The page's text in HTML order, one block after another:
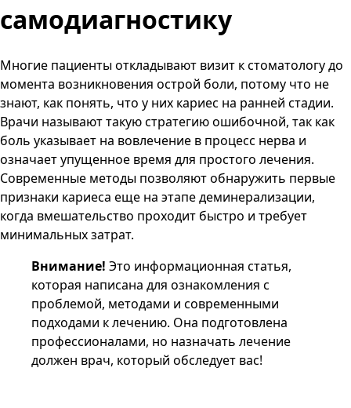
самодиагностику
Многие пациенты откладывают визит к стоматологу до
момента возникновения острой боли, потому что не
знают, как понять, что у них кариес на ранней стадии.
Врачи называют такую стратегию ошибочной, так как
боль указывает на вовлечение в процесс нерва и
означает упущенное время для простого лечения.
Современные методы позволяют обнаружить первые
признаки кариеса еще на этапе деминерализации,
когда вмешательство проходит быстро и требует
минимальных затрат.
Внимание! Это информационная статья,
которая написана для ознакомления с
проблемой, методами и современными
подходами к лечению. Она подготовлена
профессионалами, но назначать лечение
должен врач, который обследует вас!